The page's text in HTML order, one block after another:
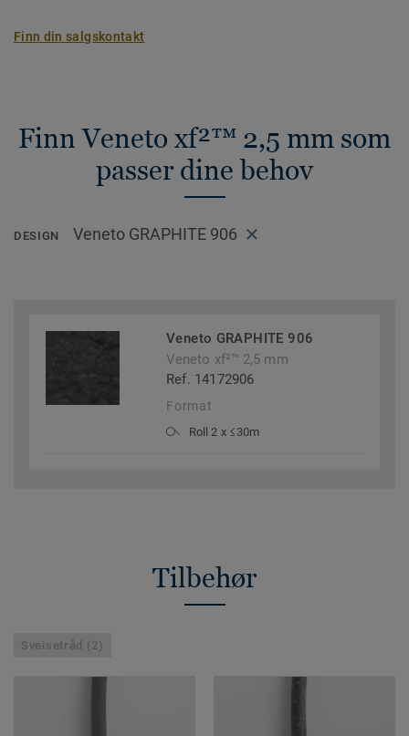
Finn din salgskontakt
Finn Veneto xf²™ 2,5 mm som
passer dine behov
DESIGN Veneto GRAPHITE 906
Veneto GRAPHITE 906
Veneto xf²™ 2,5 mm
Ref. 14172906
Format
Roll 2 x ≤30m
Tilbehør
Sveisetråd (2)